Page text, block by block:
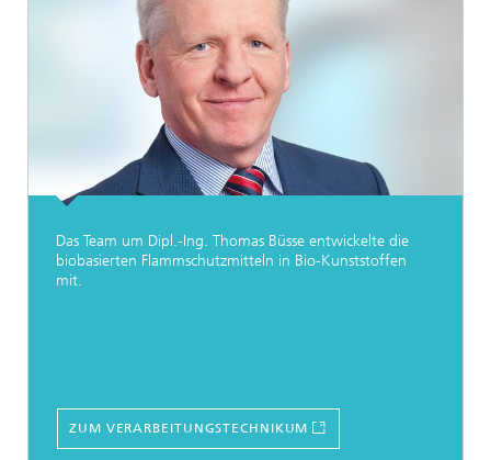
Das Team um Dipl.-Ing. Thomas Büsse entwickelte die
biobasierten Flammschutzmitteln in Bio-Kunststoffen
mit.
ZUM VERARBEITUNGSTECHNIKUM